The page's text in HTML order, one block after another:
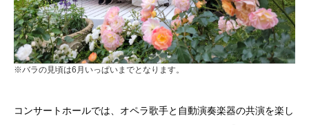
※バラの見頃は6月いっぱいまでとなります。
コンサートホールでは、オペラ歌手と自動演奏楽器の共演を楽し